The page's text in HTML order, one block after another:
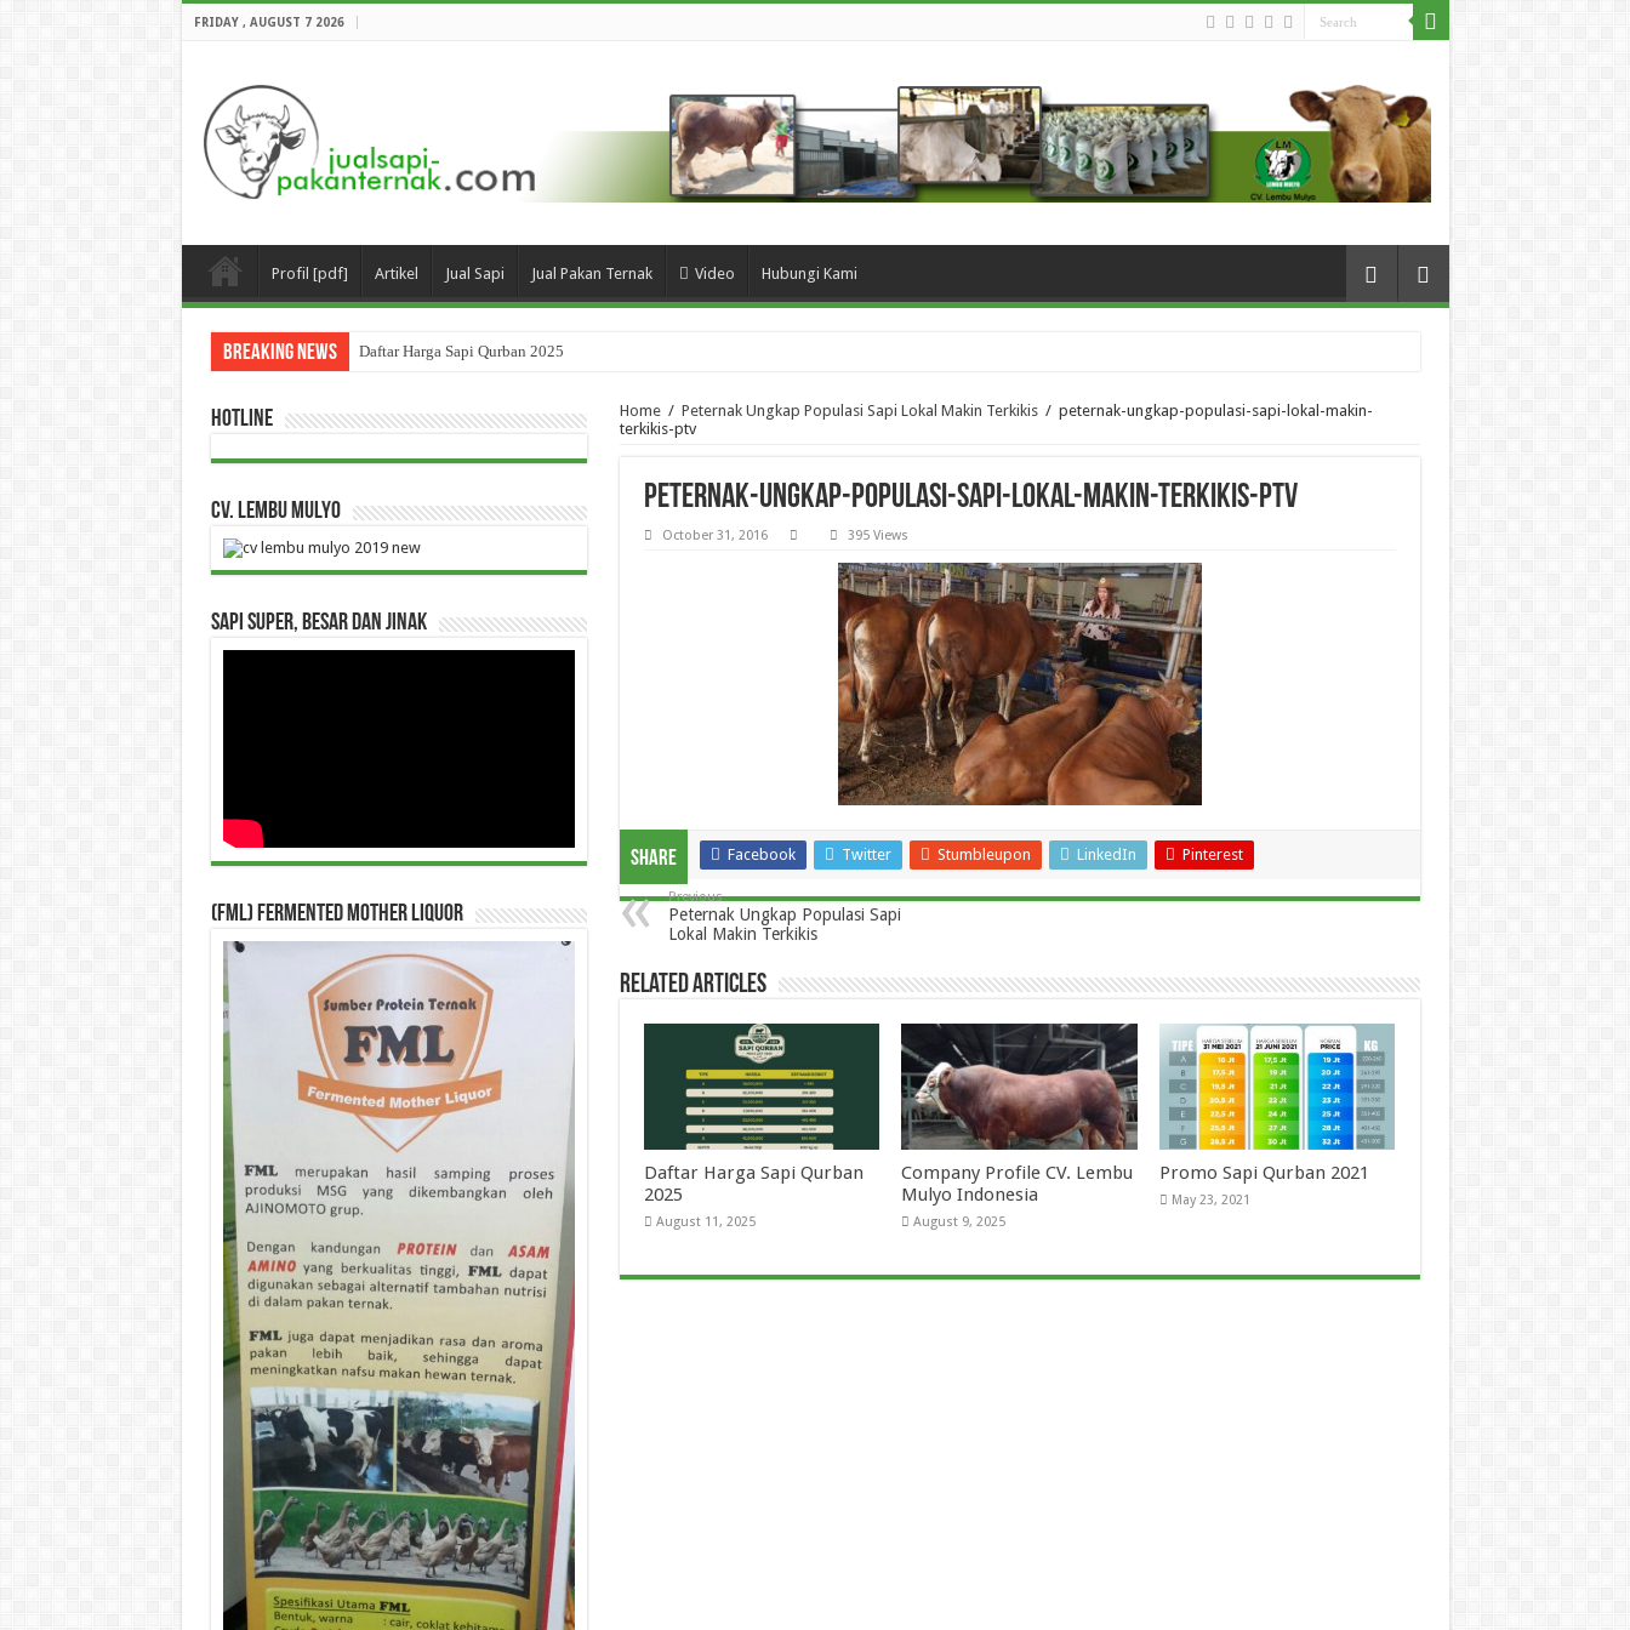
FRIDAY , AUGUST 7 2026
Profil [pdf] Artikel Jual Sapi Jual Pakan Ternak Video Hubungi Kami
Breaking News Daftar Harga Sapi Qurban 2025
Home / Peternak Ungkap Populasi Sapi Lokal Makin Terkikis / peternak-ungkap-populasi-sapi-lokal-makin-
terkikis-ptv
peternak-ungkap-populasi-sapi-lokal-makin-terkikis-ptv
October 31, 2016 395 Views
Share Facebook Twitter Stumbleupon LinkedIn Pinterest
Previous
Peternak Ungkap Populasi Sapi
Lokal Makin Terkikis
Related Articles
Daftar Harga Sapi Qurban
2025
August 11, 2025
Company Profile CV. Lembu
Mulyo Indonesia
August 9, 2025
Promo Sapi Qurban 2021
May 23, 2021
HOTLINE
CV. Lembu Mulyo
Sapi Super, Besar dan Jinak
(FML) Fermented Mother Liquor